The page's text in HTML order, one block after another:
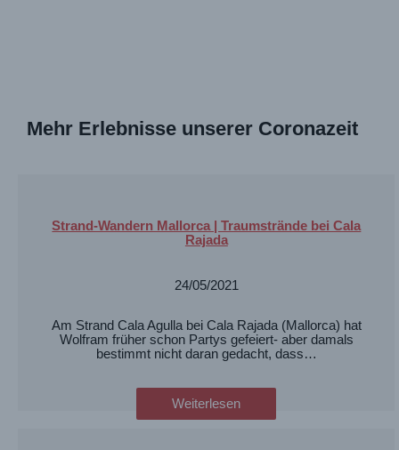
Mehr Erlebnisse unserer Coronazeit
Strand-Wandern Mallorca | Traumstrände bei Cala
Rajada
24/05/2021
Am Strand Cala Agulla bei Cala Rajada (Mallorca) hat
Wolfram früher schon Partys gefeiert- aber damals
bestimmt nicht daran gedacht, dass…
Weiterlesen